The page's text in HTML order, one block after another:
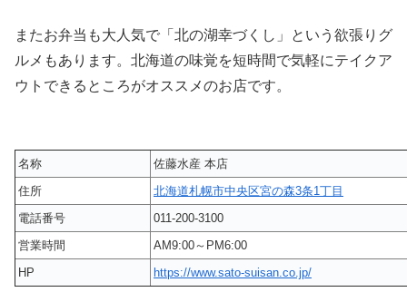
またお弁当も大人気で「北の湖幸づくし」という欲張りグ
ルメもあります。北海道の味覚を短時間で気軽にテイクア
ウトできるところがオススメのお店です。
名称
佐藤水産 本店
住所
北海道札幌市中央区宮の森3条1丁目
電話番号
011-200-3100
営業時間
AM9:00～PM6:00
HP
https://www.sato-suisan.co.jp/